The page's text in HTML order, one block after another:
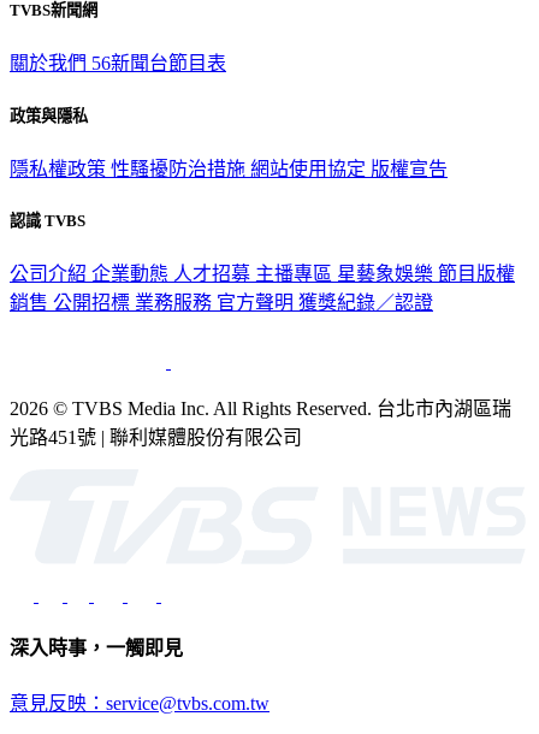
TVBS新聞網
關於我們 56新聞台節目表
政策與隱私
隱私權政策 性騷擾防治措施 網站使用協定 版權宣告
認識 TVBS
公司介紹 企業動態 人才招募 主播專區 星藝象娛樂 節目版權
銷售 公開招標 業務服務 官方聲明 獲獎紀錄／認證
2026 © TVBS Media Inc. All Rights Reserved. 台北市內湖區瑞
光路451號 | 聯利媒體股份有限公司
深入時事，一觸即見
意見反映：service@tvbs.com.tw